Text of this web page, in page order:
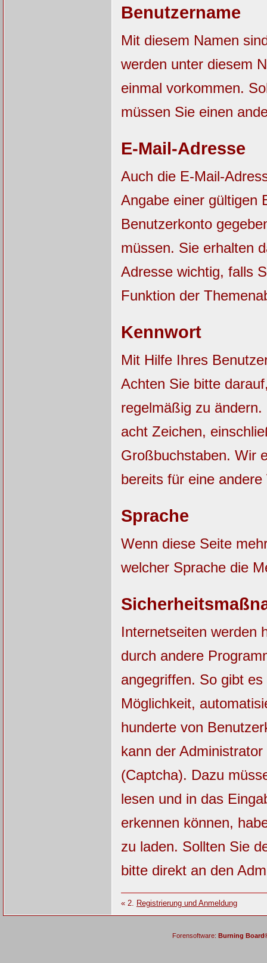
Benutzername
Mit diesem Namen
werden unter diesem
einmal vorkommen.
müssen Sie einen
E-Mail-Adresse
Auch die E-Mail-
Angabe einer gültigen
Benutzerkonto
müssen. Sie erhalten
Adresse wichtig, falls
Funktion der
Kennwort
Mit Hilfe Ihres
Achten Sie bitte
regelmäßig zu
acht Zeichen,
Großbuchstaben. Wir
bereits für eine
Sprache
Wenn diese Seite
welcher Sprache die
Internetseiten werden
durch andere
angegriffen. So gibt es
Möglichkeit,
hunderte von
kann der
(Captcha). Dazu
lesen und in das
erkennen können,
zu laden. Sollten Sie
bitte direkt an den
« 2. Registrierung und Anmeldung
Forensoftware: Burning